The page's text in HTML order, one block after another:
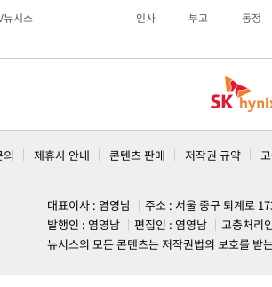
뉴시스 인사 부고 동정
의 제휴사 안내 콘텐츠 판매 저작권 규약
대표이사 : 염영남
주소 : 서울 중구 퇴계로
발행인 : 염영남
편집인 : 염영남
고충처리
뉴시스의 모든 콘텐츠는 저작권법의 보호를